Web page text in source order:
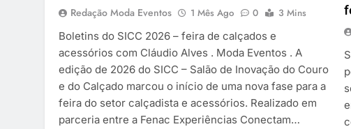
Redação Moda Eventos 1 Mês Ago 0
3 Mins
Boletins do SICC 2026 – feira de calçados e
acessórios com Cláudio Alves . Moda Eventos . A
edição de 2026 do SICC – Salão de Inovação do Couro
e do Calçado marcou o início de uma nova fase para a
feira do setor calçadista e acessórios. Realizado em
parceria entre a Fenac Experiências Conectam…